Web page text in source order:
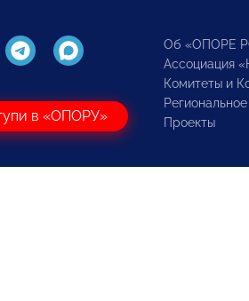
в «ОПОРУ»
Об «ОПОРЕ
Ассоциация
Комитеты и
Проекты